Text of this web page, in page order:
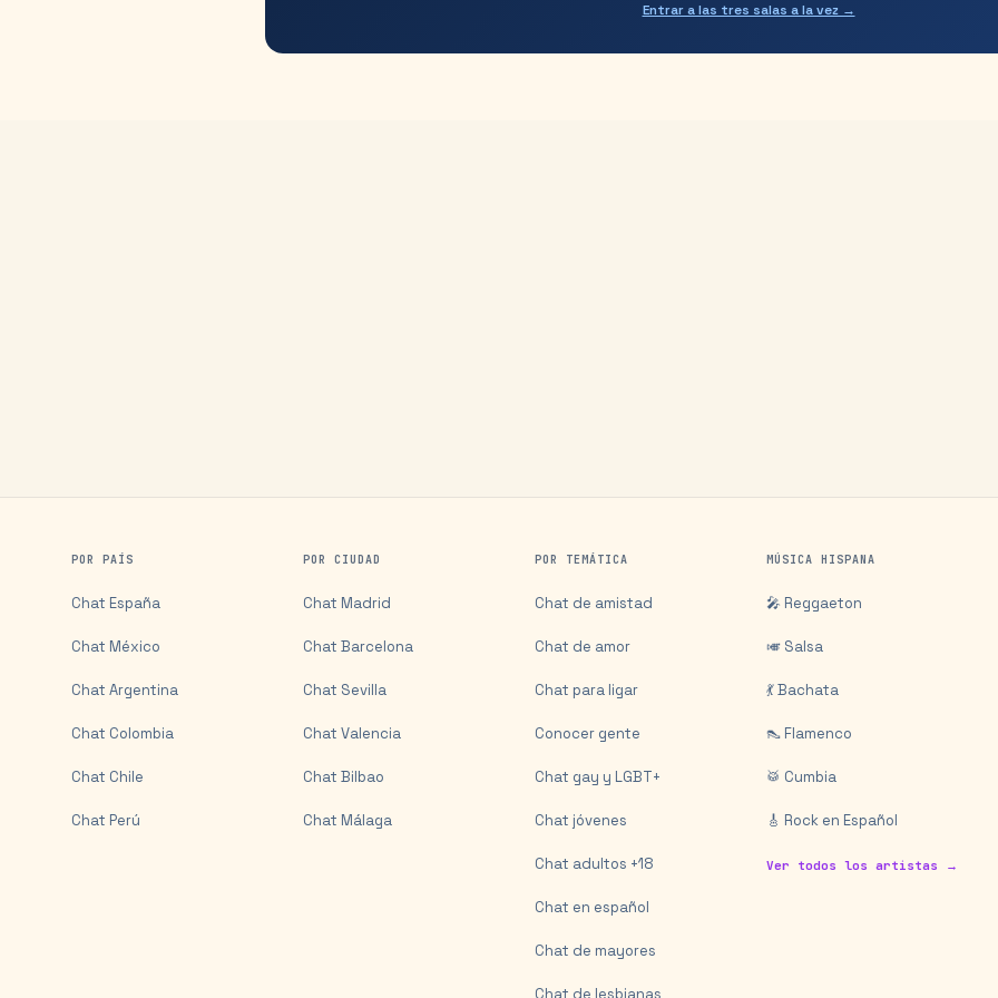
Entrar a las tres salas a la vez →
POR PAÍS
Chat España
Chat México
Chat Argentina
Chat Colombia
Chat Chile
Chat Perú
POR CIUDAD
Chat Madrid
Chat Barcelona
Chat Sevilla
Chat Valencia
Chat Bilbao
Chat Málaga
POR TEMÁTICA
Chat de amistad
Chat de amor
Chat para ligar
Conocer gente
Chat gay y LGBT+
Chat jóvenes
Chat adultos +18
Chat en español
Chat de mayores
Chat de lesbianas
MÚSICA HISPANA
🎤 Reggaeton
🎺 Salsa
💃 Bachata
👠 Flamenco
🥁 Cumbia
🎸 Rock en Español
Ver todos los artistas →